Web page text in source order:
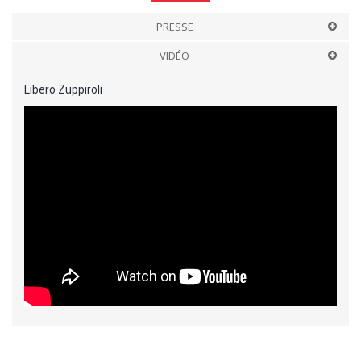
PRESSE
VIDÉO
Libero Zuppiroli